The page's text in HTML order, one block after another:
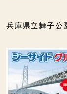
兵庫県立舞子公